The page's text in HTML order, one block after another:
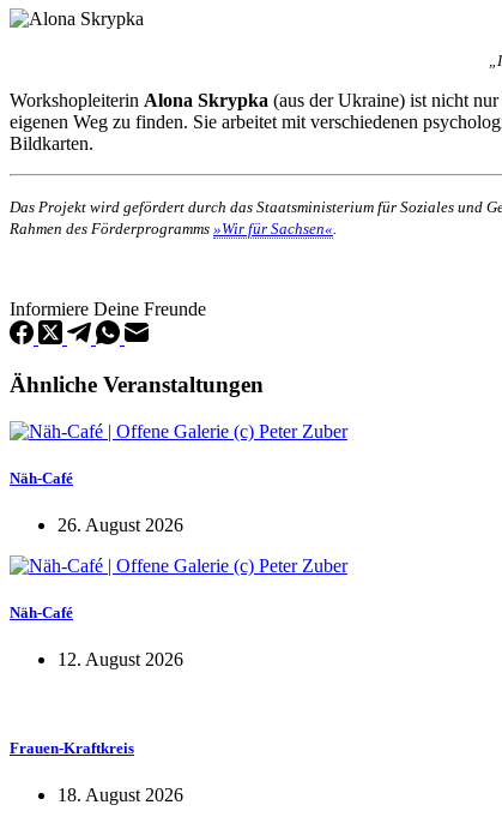
Workshopleiterin Alona Skrypka (aus der Ukraine) ist nicht
eigenen Weg zu finden. Sie arbeitet mit verschiedenen
Bildkarten.
Das Projekt wird gefördert durch das Staatsministerium für Soziales und
Rahmen des Förderprogramms »Wir für Sachsen«.
Informiere Deine Freunde
Ähnliche Veranstaltungen
Näh-Café
26. August 2026
Näh-Café
12. August 2026
Frauen-Kraftkreis
18. August 2026